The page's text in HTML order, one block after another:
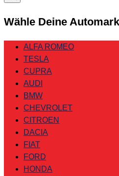
Wähle Deine
ALFA ROMEO
TESLA
CUPRA
AUDI
BMW
CHEVROLET
CITROEN
DACIA
FIAT
FORD
HONDA